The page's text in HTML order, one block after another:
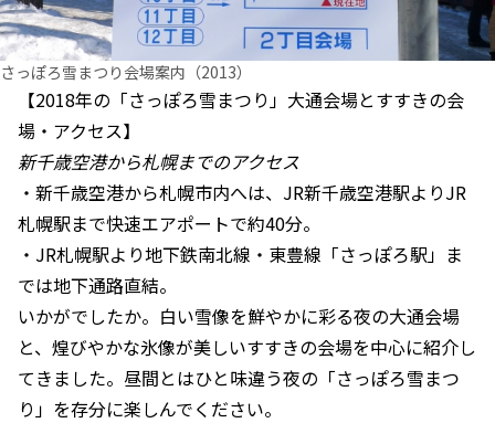
さっぽろ雪まつり会場案内（2013）
【2018年の「さっぽろ雪まつり」大通会場とすすきの会
場・アクセス】
新千歳空港から札幌までのアクセス
・新千歳空港から札幌市内へは、JR新千歳空港駅よりJR
札幌駅まで快速エアポートで約40分。
・JR札幌駅より地下鉄南北線・東豊線「さっぽろ駅」ま
では地下通路直結。
いかがでしたか。白い雪像を鮮やかに彩る夜の大通会場
と、煌びやかな氷像が美しいすすきの会場を中心に紹介し
てきました。昼間とはひと味違う夜の「さっぽろ雪まつ
り」を存分に楽しんでください。